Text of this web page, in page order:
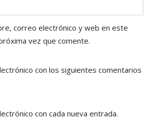
correo electrónico y web en este
vez que comente.
con los siguientes comentarios
con cada nueva entrada.